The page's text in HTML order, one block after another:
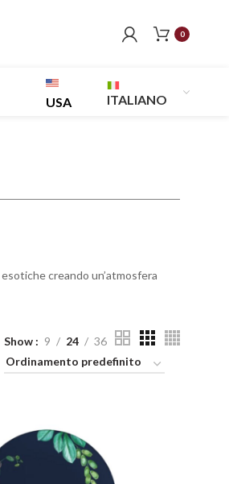
0
USA
ITALIANO
creando un’atmosfera
Show 9 24 36